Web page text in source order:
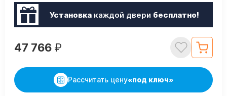
Установкакаждой двери бесплатно!
47 766 ₽
Рассчитать цену«под ключ»